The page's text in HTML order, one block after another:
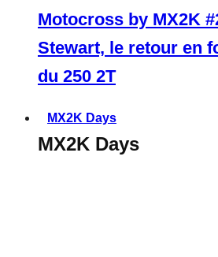
Motocross by MX2K
Stewart, le retour en
du 250 2T
MX2K Days
MX2K Days